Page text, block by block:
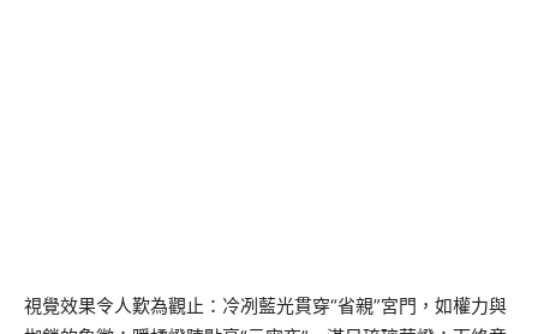
視覺效果令人歎為觀止：冷冽藍光貫穿“省親”宮門，如權力與